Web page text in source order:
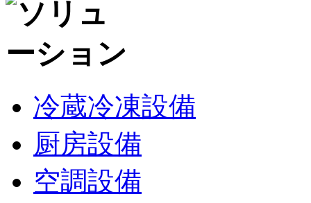
冷蔵冷凍設備
厨房設備
空調設備